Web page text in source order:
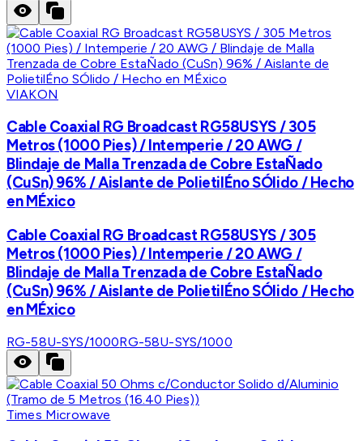
VIAKON
Cable Coaxial RG Broadcast RG58USYS / 305
Metros (1000 Pies) / Intemperie / 20 AWG /
Blindaje de Malla Trenzada de Cobre EstaÑado
(CuSn) 96% / Aislante de PolietilÉno SÓlido / Hecho
en MÉxico
Cable Coaxial RG Broadcast RG58USYS / 305
Metros (1000 Pies) / Intemperie / 20 AWG /
Blindaje de Malla Trenzada de Cobre EstaÑado
(CuSn) 96% / Aislante de PolietilÉno SÓlido / Hecho
en MÉxico
RG-58U-SYS/1000RG-58U-SYS/1000
Times Microwave